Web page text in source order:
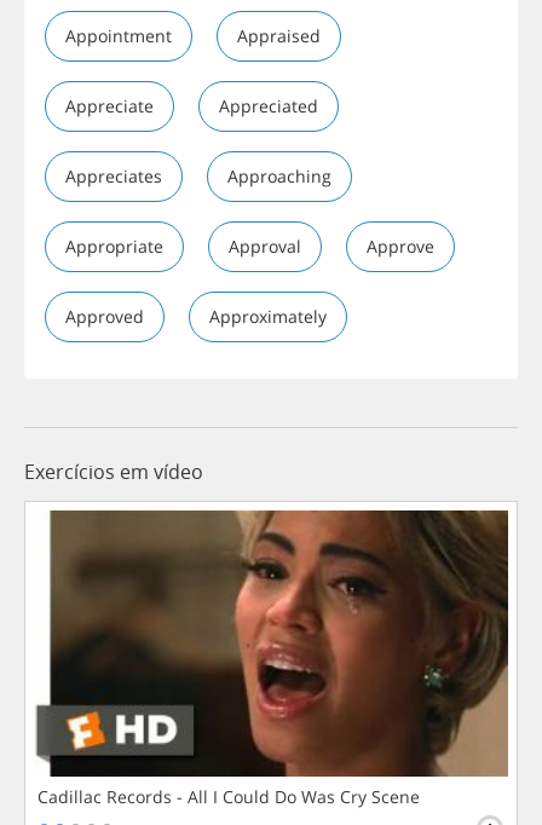
Appointment Appraised
Appreciate Appreciated
Appreciates Approaching
Appropriate Approval Approve
Approved Approximately
Exercícios em vídeo
Cadillac Records - All I Could Do Was Cry Scene